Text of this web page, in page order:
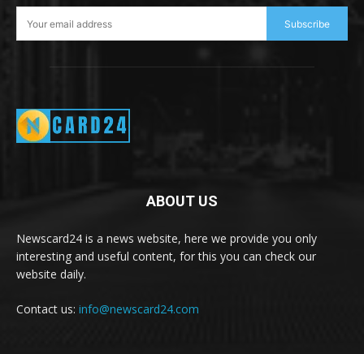
Subscribe
ABOUT US
Newscard24 is a news website, here we provide you only
interesting and useful content, for this you can check our
website daily.
Contact us: info@newscard24.com